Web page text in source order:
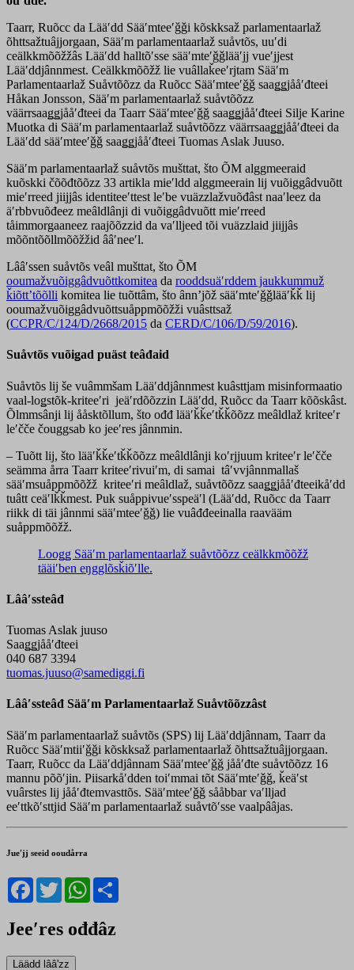
Taarr, Ruõcc da Lääʹdd Sääʹmteeʹǧǧi kõskksaž parlamentaarlaž
õhttsažtuâjjorgaan, Sääʹm parlamentaarlaž suåvtõs, uuʹdi
ceälkkmõõžžâs Lääʹdd halltõʹsse sääʹmteʹǧǧlääʹjj vueʹjjest
Lääʹddjânnmest. Ceälkkmõõžž lie vuâllaǩeeʹrjtam Sääʹm
Parlamentaarlaž Suåvtõõzz da Ruõcc Sääʹmteeʹǧǧ saaǥǥjååʹđteei
Håkan Jonsson, Sääʹm parlamentaarlaž suåvtõõzz
väärrsaaǥǥjååʹđteei da Taarr Sääʹmteeʹǧǧ saaǥǥjååʹđteei Silje Karine
Muotka di Sääʹm parlamentaarlaž suåvtõõzz väärrsaaǥǥjååʹđteei da
Lääʹdd sääʹmteeʹǧǧ saaǥǥjååʹđteei Tuomas Aslak Juuso.
Sääʹm parlamentaarlaž suåvtõs mušttat, što ÕM alggmeeraid
kuõskki čõõđtõõzz 33 artikla mieʹldd alggmeerain lij vuõiggâdvuõtt
mieʹrreed jiijjâs identiteeʹttest leʹbe vuäzzlažvuõđâst naaʹleez da
äʹrbbvuõđeez meâldlânji di vuõiggâdvuõtt mieʹrreed
tåimmorgaaneez raajõõzzid da vaʹlljeed tõi vuäzzlaid jiijjâs
mõõntõõllmõõžžid ââʹneeʹl.
Lââʹssen suåvtõs veâl mušttat, što ÕM
ooumažvuõiggâdvuõttkomitea da rooddsuäʹrddem jaukkummuž
ǩiõttʼtõõlli komitea lie tuõttâm, što ânnʼjõž sääʹmteʹǧǧlääʹǩǩ lij
ooumažvuõiggâdvuõttsuåppmõõžži vuâsttsaž
(CCPR/C/124/D/2668/2015 da CERD/C/106/D/59/2016).
Suåvtõs vuõiǥad puäst teâđaid
Suåvtõs lij še vuâmmšam Lääʹddjânnmest kuâsttjam misinformaatio
vaal-loǥstõk-kriteeʹri jeäʹrdõõzzin Lääʹdd, Ruõcc da Taarr kõõskâst.
Õlmmsânji lij ååsktõllum, što ođđ lääʹǩǩeʹtǩǩõõzz meâldlaž kriteeʹr
leʹčče čouggsab ko jeeʹres jânnmin.
– Tuõtt lij, što lääʹǩǩeʹtǩǩõõzz meâldlânji koʹrjjuum kriteeʹr leʹčče
seämma årra Taarr kriteeʹrivuiʹm, di samai tâʹvvjânnmallaš
sääʹmsuåppmõõžž kriteeʹri meâldlaž, suåvtõõzz saaǥǥjååʹđteeikåʹdd
tuâtt ceäʹlǩǩmest. Puk suåppivueʹsspeäʹl (Lääʹdd, Ruõcc da Taarr
riikk di täi jânnmi sääʹmteeʹǧǧ) lie vuâđđeeinalla raavääm
suåppmõõžž.
Looǥǥ Sääʹm parlamentaarlaž suåvtõõzz ceälkkmõõžž
tääiʹben eŋgglõsǩiõʹlle.
Lââʹssteâđ
Tuomas Aslak juuso
Saaǥǥjååʹđteei
040 687 3394
tuomas.juuso@samediggi.fi
Lââʹssteâđ Sääʹm Parlamentaarlaž Suåvtõõzzâst
Sääʹm parlamentaarlaž suåvtõs (SPS) lij Lääʹddjânnam, Taarr da
Ruõcc Sääʹmtiiʹǧǧi kõskksaž parlamentaarlaž õhttsažtuâjjorgaan.
Taarr, Ruõcc da Lääʹddjânnam Sääʹmteeʹǧǧ jååʹđte suåvtõõzz 16
mannu põõʹjin. Piisarkåʹdden toiʹmmai tõt Sääʹmteʹǧǧ, ǩeäʹst
vuârstes lij jååʹđtemvasttõs. Sääʹmteeʹǧǧ sååbbar vaʹlljad
eeʹttkõʹsttjid Sääʹm parlamentaarlaž suåvtõʹsse vaalpââjas.
Jueʹjj seeid ooudårra
Facebook
TwitterWhatsApp
Jeeʹres ođđâz